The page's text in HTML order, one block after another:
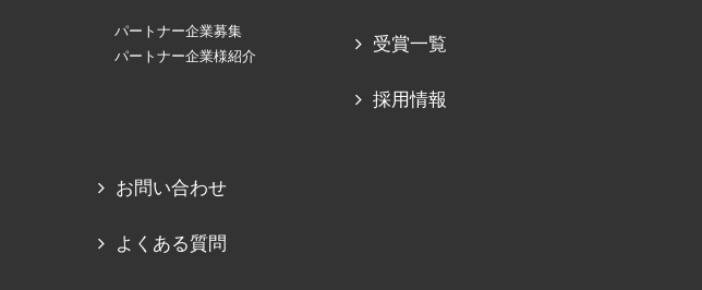
パートナー企業募集
パートナー企業様紹介
受賞一覧
採用情報
お問い合わせ
よくある質問